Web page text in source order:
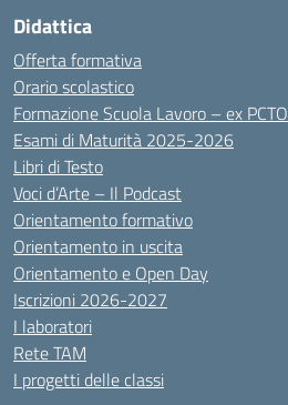
Didattica
Offerta formativa
Orario scolastico
Formazione Scuola Lavoro – ex PCTO
Esami di Maturità 2025-2026
Libri di Testo
Voci d’Arte – Il Podcast
Orientamento formativo
Orientamento in uscita
Orientamento e Open Day
Iscrizioni 2026-2027
I laboratori
Rete TAM
I progetti delle classi